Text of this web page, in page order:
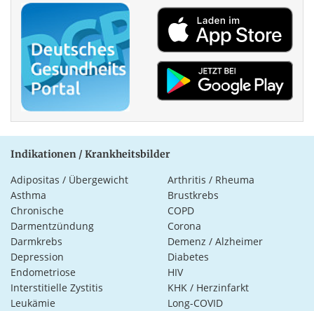
Indikationen / Krankheitsbilder
Adipositas / Übergewicht
Arthritis / Rheuma
Asthma
Brustkrebs
Chronische
Darmentzündung
COPD
Corona
Darmkrebs
Demenz / Alzheimer
Depression
Diabetes
Endometriose
HIV
Interstitielle Zystitis
KHK / Herzinfarkt
Leukämie
Long-COVID